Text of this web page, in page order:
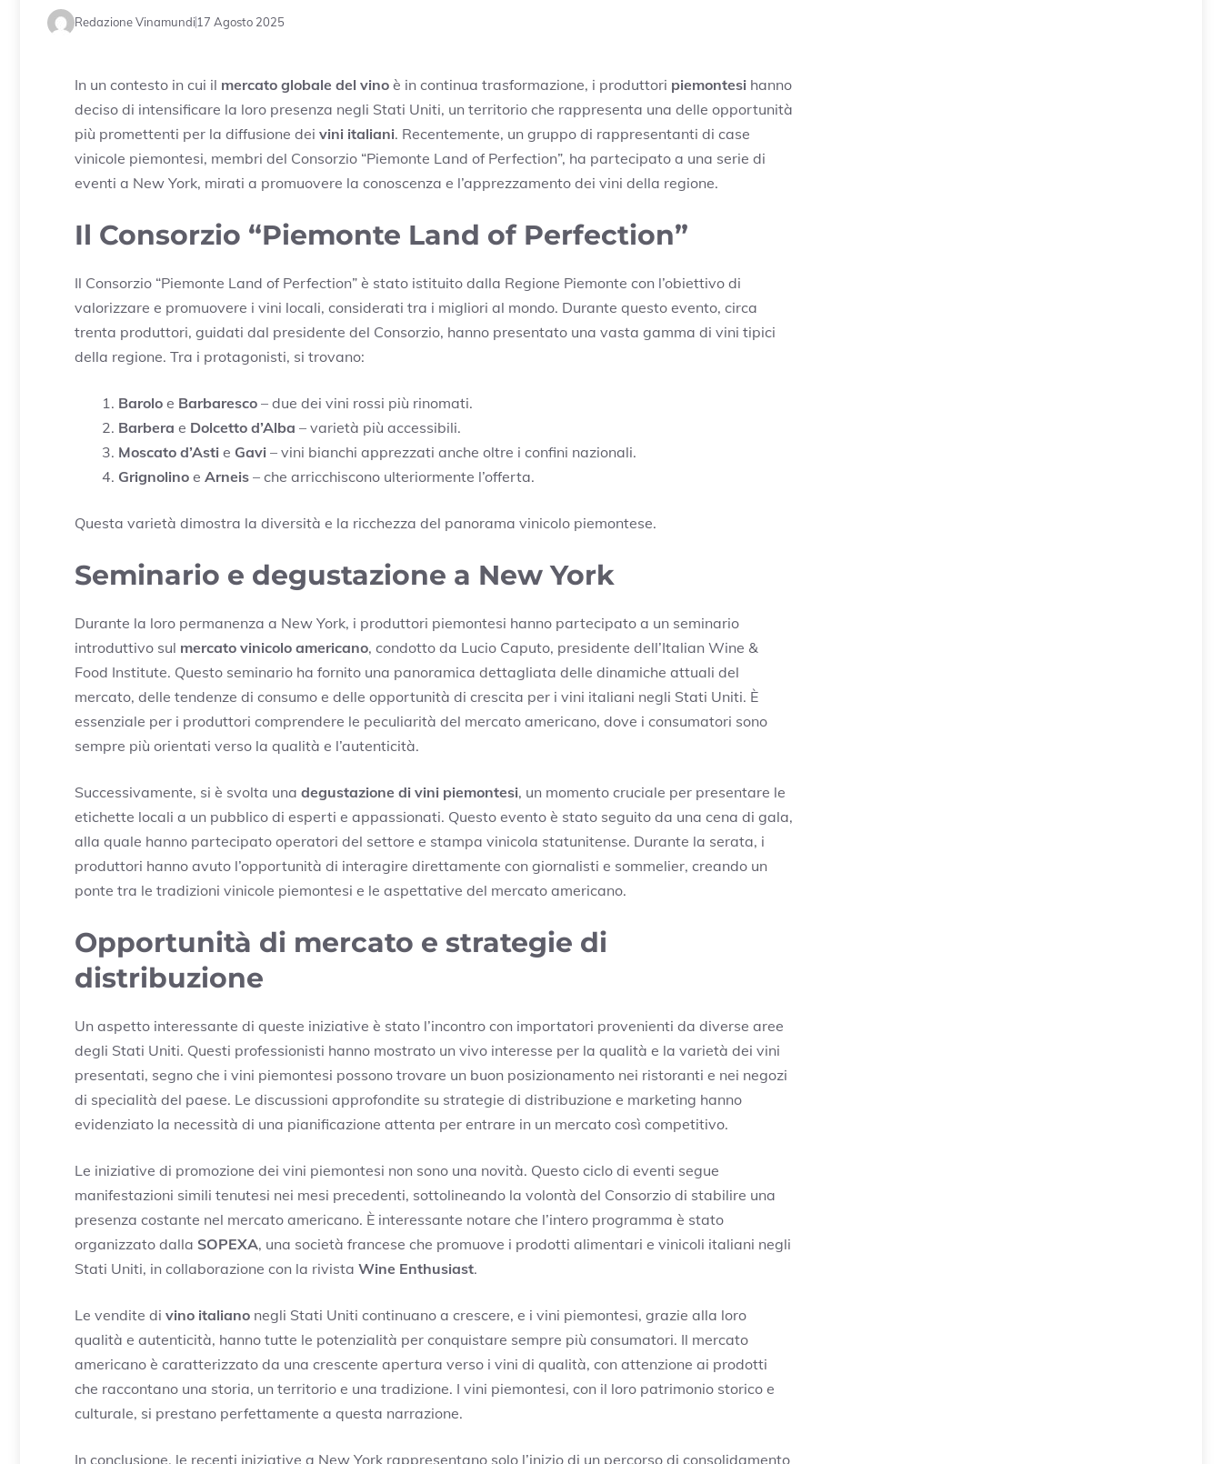
Redazione Vinamundi17 Agosto 2025
In un contesto in cui il mercato globale del vino è in continua trasformazione, i produttori piemontesi hanno
deciso di intensificare la loro presenza negli Stati Uniti, un territorio che rappresenta una delle opportunità
più promettenti per la diffusione dei vini italiani. Recentemente, un gruppo di rappresentanti di case
vinicole piemontesi, membri del Consorzio “Piemonte Land of Perfection”, ha partecipato a una serie di
eventi a New York, mirati a promuovere la conoscenza e l’apprezzamento dei vini della regione.
Il Consorzio “Piemonte Land of Perfection”
Il Consorzio “Piemonte Land of Perfection” è stato istituito dalla Regione Piemonte con l’obiettivo di
valorizzare e promuovere i vini locali, considerati tra i migliori al mondo. Durante questo evento, circa
trenta produttori, guidati dal presidente del Consorzio, hanno presentato una vasta gamma di vini tipici
della regione. Tra i protagonisti, si trovano:
Barolo e Barbaresco – due dei vini rossi più rinomati.
Barbera e Dolcetto d’Alba – varietà più accessibili.
Moscato d’Asti e Gavi – vini bianchi apprezzati anche oltre i confini nazionali.
Grignolino e Arneis – che arricchiscono ulteriormente l’offerta.
Questa varietà dimostra la diversità e la ricchezza del panorama vinicolo piemontese.
Seminario e degustazione a New York
Durante la loro permanenza a New York, i produttori piemontesi hanno partecipato a un seminario
introduttivo sul mercato vinicolo americano, condotto da Lucio Caputo, presidente dell’Italian Wine &
Food Institute. Questo seminario ha fornito una panoramica dettagliata delle dinamiche attuali del
mercato, delle tendenze di consumo e delle opportunità di crescita per i vini italiani negli Stati Uniti. È
essenziale per i produttori comprendere le peculiarità del mercato americano, dove i consumatori sono
sempre più orientati verso la qualità e l’autenticità.
Successivamente, si è svolta una degustazione di vini piemontesi, un momento cruciale per presentare le
etichette locali a un pubblico di esperti e appassionati. Questo evento è stato seguito da una cena di gala,
alla quale hanno partecipato operatori del settore e stampa vinicola statunitense. Durante la serata, i
produttori hanno avuto l’opportunità di interagire direttamente con giornalisti e sommelier, creando un
ponte tra le tradizioni vinicole piemontesi e le aspettative del mercato americano.
Opportunità di mercato e strategie di
distribuzione
Un aspetto interessante di queste iniziative è stato l’incontro con importatori provenienti da diverse aree
degli Stati Uniti. Questi professionisti hanno mostrato un vivo interesse per la qualità e la varietà dei vini
presentati, segno che i vini piemontesi possono trovare un buon posizionamento nei ristoranti e nei negozi
di specialità del paese. Le discussioni approfondite su strategie di distribuzione e marketing hanno
evidenziato la necessità di una pianificazione attenta per entrare in un mercato così competitivo.
Le iniziative di promozione dei vini piemontesi non sono una novità. Questo ciclo di eventi segue
manifestazioni simili tenutesi nei mesi precedenti, sottolineando la volontà del Consorzio di stabilire una
presenza costante nel mercato americano. È interessante notare che l’intero programma è stato
organizzato dalla SOPEXA, una società francese che promuove i prodotti alimentari e vinicoli italiani negli
Stati Uniti, in collaborazione con la rivista Wine Enthusiast.
Le vendite di vino italiano negli Stati Uniti continuano a crescere, e i vini piemontesi, grazie alla loro
qualità e autenticità, hanno tutte le potenzialità per conquistare sempre più consumatori. Il mercato
americano è caratterizzato da una crescente apertura verso i vini di qualità, con attenzione ai prodotti
che raccontano una storia, un territorio e una tradizione. I vini piemontesi, con il loro patrimonio storico e
culturale, si prestano perfettamente a questa narrazione.
In conclusione, le recenti iniziative a New York rappresentano solo l’inizio di un percorso di consolidamento